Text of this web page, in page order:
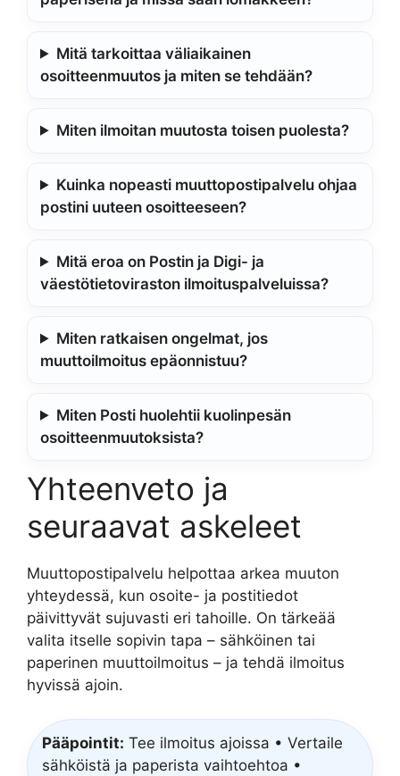
Mitä tarkoittaa väliaikainen
osoitteenmuutos ja miten se tehdään?
Miten ilmoitan muutosta toisen puolesta?
Kuinka nopeasti muuttopostipalvelu ohjaa
postini uuteen osoitteeseen?
Mitä eroa on Postin ja Digi- ja
väestötietoviraston ilmoituspalveluissa?
Miten ratkaisen ongelmat, jos
muuttoilmoitus epäonnistuu?
Miten Posti huolehtii kuolinpesän
osoitteenmuutoksista?
Yhteenveto ja
seuraavat askeleet
Muuttopostipalvelu helpottaa arkea muuton
yhteydessä, kun osoite- ja postitiedot
päivittyvät sujuvasti eri tahoille. On tärkeää
valita itselle sopivin tapa – sähköinen tai
paperinen muuttoilmoitus – ja tehdä ilmoitus
hyvissä ajoin.
Pääpointit: Tee ilmoitus ajoissa • Vertaile
sähköistä ja paperista vaihtoehtoa •